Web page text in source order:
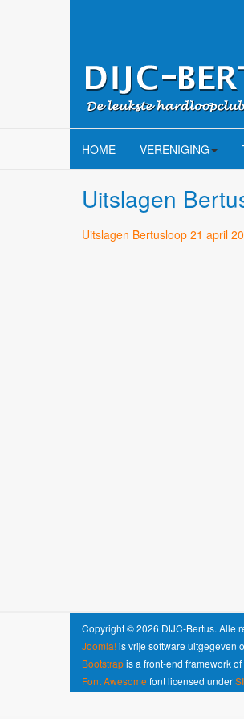
HOME VERENIGING
Uitslagen
Uitslagen Bertusloop 21 april
Copyright © 2026 DIJC-Bertus. Alle
Joomla!is vrije software uitgegeven
Bootstrapis a front-end framework
Font Awesomefont licensed under